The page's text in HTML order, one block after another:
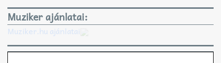
Muziker ajánlatai:
Muziker.hu ajánlatai